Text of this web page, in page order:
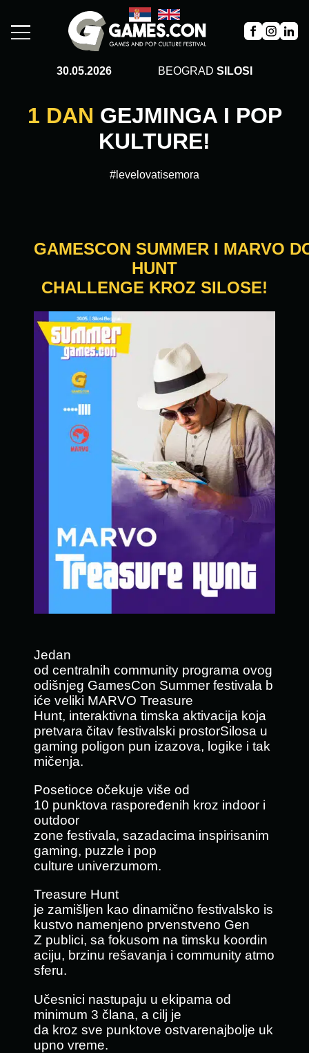
30.05.2026 BEOGRAD SILOSI
1 DAN GEJMINGA I POP
KULTURE!
#levelovatisemora
GAMESCON SUMMER I MARVO
HUNT
CHALLENGE KROZ SILOSE!
Jedan
od centralnih community programa ovog
odišnjeg GamesCon Summer festivala b
iće veliki MARVO Treasure
Hunt, interaktivna timska aktivacija koja
pretvara čitav festivalski prostorSilosa u
gaming poligon pun izazova, logike i tak
mičenja.
Posetioce očekuje više od
10 punktova raspoređenih kroz indoor i
outdoor
zone festivala, sazadacima inspirisanim
gaming, puzzle i pop
culture univerzumom.
Treasure Hunt
je zamišljen kao dinamično festivalsko is
kustvo namenjeno prvenstveno Gen
Z publici, sa fokusom na timsku koordin
aciju, brzinu rešavanja i community atmo
sferu.
Učesnici nastupaju u ekipama od
minimum 3 člana, a cilj je
da kroz sve punktove ostvarenajbolje uk
upno vreme.